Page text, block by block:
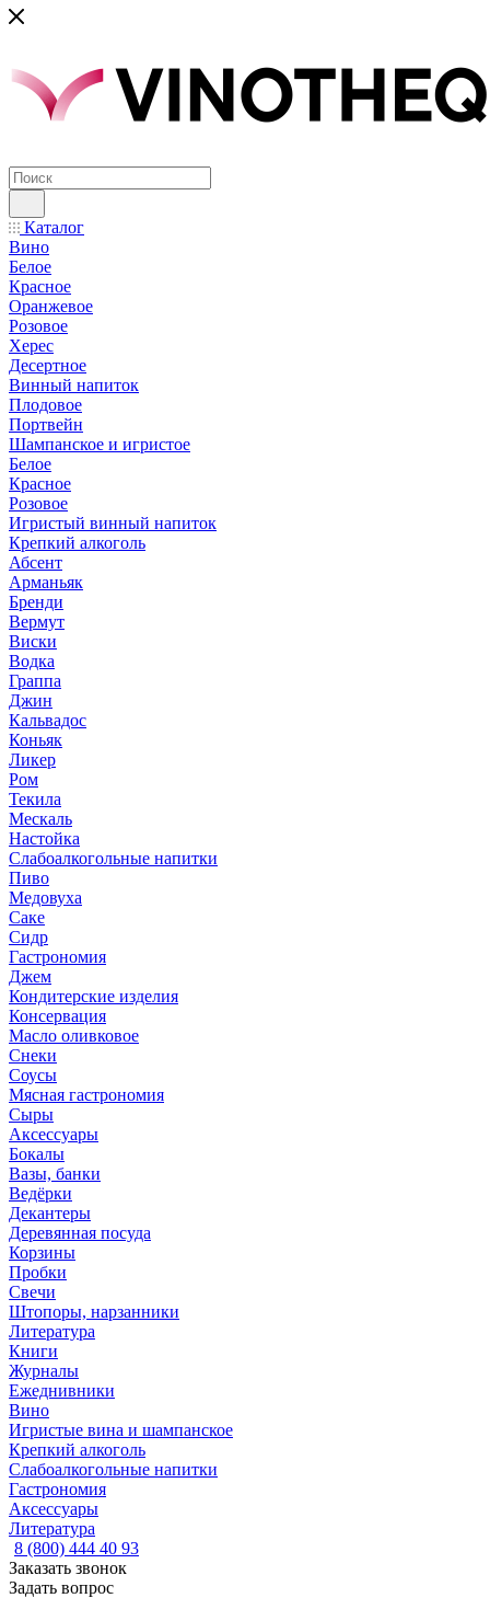
Каталог
Вино
Белое
Красное
Оранжевое
Розовое
Херес
Десертное
Винный напиток
Плодовое
Портвейн
Шампанское и игристое
Белое
Красное
Розовое
Игристый винный напиток
Крепкий алкоголь
Абсент
Арманьяк
Бренди
Вермут
Виски
Водка
Граппа
Джин
Кальвадос
Коньяк
Ликер
Ром
Текила
Мескаль
Настойка
Слабоалкогольные напитки
Пиво
Медовуха
Саке
Сидр
Гастрономия
Джем
Кондитерские изделия
Консервация
Масло оливковое
Снеки
Соусы
Мясная гастрономия
Сыры
Аксессуары
Бокалы
Вазы, банки
Ведёрки
Декантеры
Деревянная посуда
Корзины
Пробки
Свечи
Штопоры, нарзанники
Литература
Книги
Журналы
Ежеднивники
Вино
Игристые вина и шампанское
Крепкий алкоголь
Слабоалкогольные напитки
Гастрономия
Аксессуары
Литература
8 (800) 444 40 93
Заказать звонок
Задать вопрос